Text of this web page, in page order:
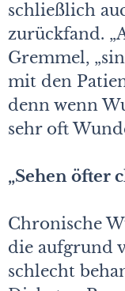
schließlich
zurückfand.
Gremmel,
mit den
denn wenn
sehr oft
„Sehen öfter
Chronische
die aufgrund
schlecht